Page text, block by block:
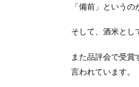
「備前」という
そして、酒米とし
また品評会で受
言われています。